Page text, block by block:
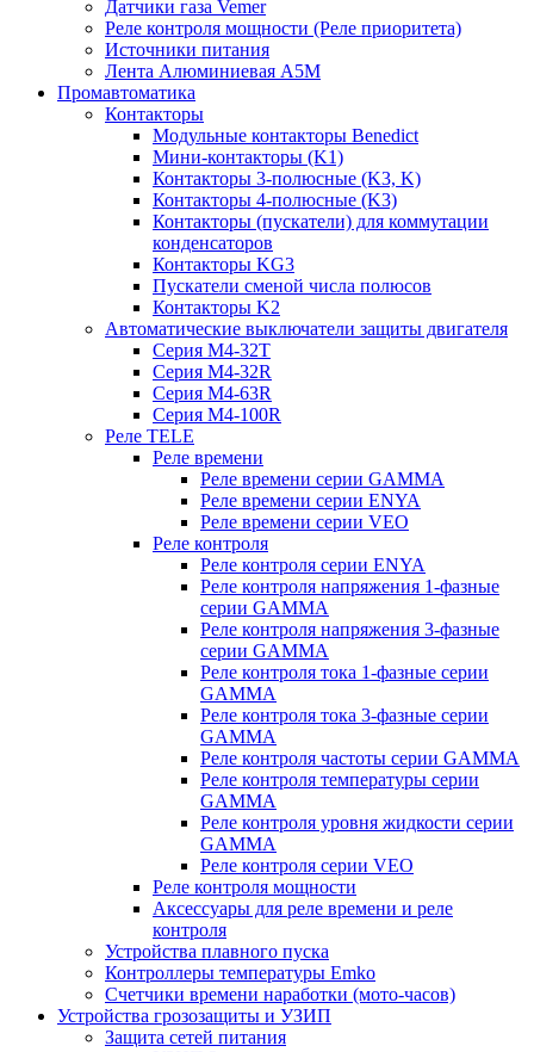
Датчики газа Vemer
Реле контроля мощности (Реле приоритета)
Источники питания
Лента Алюминиевая А5М
Промавтоматика
Контакторы
Модульные контакторы Benedict
Мини-контакторы (K1)
Контакторы 3-полюсные (K3, K)
Контакторы 4-полюсные (K3)
Контакторы (пускатели) для коммутации
конденсаторов
Контакторы KG3
Пускатели сменой числа полюсов
Контакторы K2
Автоматические выключатели защиты двигателя
Серия M4-32T
Серия M4-32R
Серия M4-63R
Серия M4-100R
Реле TELE
Реле времени
Реле времени серии GAMMA
Реле времени серии ENYA
Реле времени серии VEO
Реле контроля
Реле контроля серии ENYA
Реле контроля напряжения 1-фазные
серии GAMMA
Реле контроля напряжения 3-фазные
серии GAMMA
Реле контроля тока 1-фазные серии
GAMMA
Реле контроля тока 3-фазные серии
GAMMA
Реле контроля частоты серии GAMMA
Реле контроля температуры серии
GAMMA
Реле контроля уровня жидкости серии
GAMMA
Реле контроля серии VEO
Реле контроля мощности
Аксессуары для реле времени и реле
контроля
Устройства плавного пуска
Контроллеры температуры Emko
Счетчики времени наработки (мото-часов)
Устройства грозозащиты и УЗИП
Защита сетей питания